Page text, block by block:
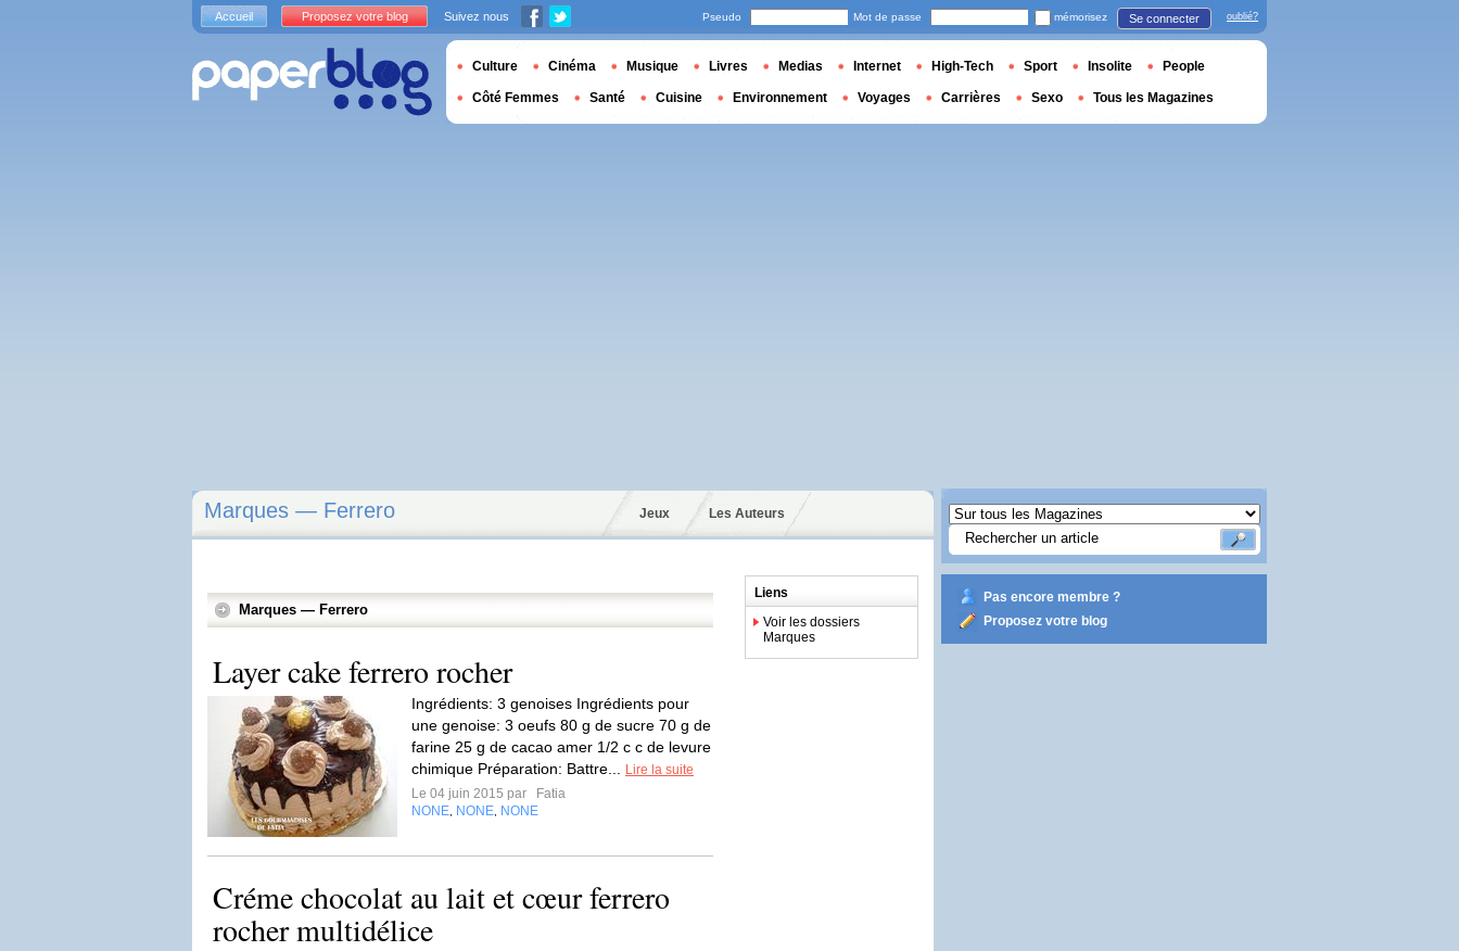
Marques — Ferrero Jeux Les Auteurs
Marques — Ferrero
Layer cake ferrero rocher
Ingrédients: 3 genoises Ingrédients pour
une genoise: 3 oeufs 80 g de sucre 70 g de
farine 25 g de cacao amer 1/2 c c de levure
chimique Préparation: Battre...
Lire la suite
Le 04 juin 2015 par
Fatia
NONE NONE NONE
Créme chocolat au lait et cœur ferrero
rocher multidélice
Liens
Voir les dossiers
Marques
Pas encore membre ?
Proposez votre blog
Accueil Proposez votre blog Suivez nous Pseudo Mot de passe mémorisez Se connecter oublié?
Culture Cinéma Musique Livres Medias Internet High-Tech Sport Insolite People
Côté Femmes Santé Cuisine Environnement Voyages Carrières Sexo Tous les Magazines